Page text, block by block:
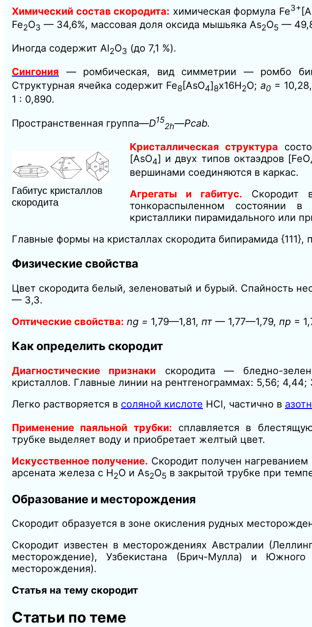
Химический состав скородита: химическая формула Fe3+
Fe2O3 — 34,6%, массовая доля оксида мышьяка As2O5 —
Иногда содержит Аl2O3 (до 7,1 %).
Сингония — ромбическая, вид симметрии — ромбо
Структурная ячейка содержит Fe8 [AsO4] 8x16H2O;а0 =
1 : 0,890.
Пространственная группа—D15
2h—Pcab.
Габитус кристаллов
скородита
Кристаллическая структура
[AsO4] и двух типов октаэдров [FeO
вершинами соединяются в каркас.
Агрегаты и габитус. Скородит
тонкораспыленном состоянии
кристаллики пирамидального или
Главные формы на кристаллах скородита бипирамида {111},
Физические свойства
Цвет скородита белый, зеленоватый и бурый. Спайность
— 3,3.
Оптические свойства: ng = 1,79—1,81, пт — 1,77—1,79, пр =
Как определить скородит
Диагностические признаки скородита — бледно-
кристаллов. Главные линии на рентгенограммах: 5,56; 4,44;
Легко растворяется в соляной кислоте НСl, частично в
Применение паяльной трубки: сплавляется в
трубке выделяет воду и приобретает желтый цвет.
Искусственное получение. Скородит получен
арсената железа с Н2O и As2O5 в закрытой трубке при
Образование и месторождения
Скородит образуется в зоне окисления рудных
Скородит известен в месторождениях Австралии
месторождение), Узбекистана (Брич-Мулла) и
месторождения).
Статья на тему скородит
Статьи по теме